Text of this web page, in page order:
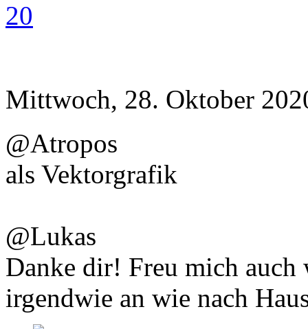
20
Mittwoch, 28. Oktober
@Atropos
als Vektorgrafik
@Lukas
Danke dir! Freu mich
irgendwie an wie nach